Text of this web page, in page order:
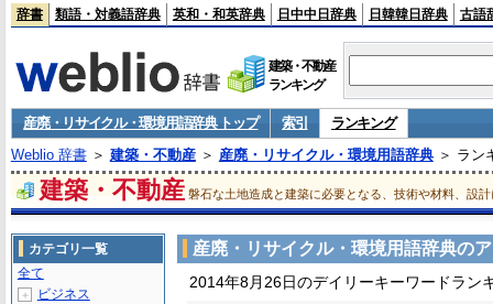
辞書 類語・対義語辞典 英和・和英辞典 日中中日辞典 日韓韓日辞典 古語
建築・不動産
ランキング
産廃・リサイクル・環境用語辞典 トップ 索引
ランキング
Weblio 辞書＞ 建築・不動産＞ 産廃・リサイクル・環境用語辞典＞ ラン
建築・不動産 磐石な土地造成と建築に必要となる、技術や材料、設
産廃・リサイクル・環境用語辞典の
2014年8月26日のデイリーキーワードラン
カテゴリ一覧
全て
＋ ビジネス